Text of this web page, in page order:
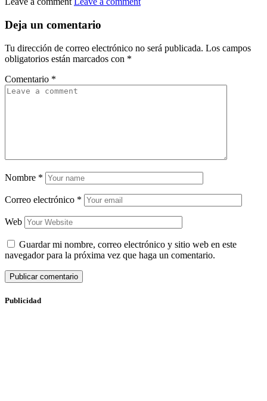
Deja un comentario
Tu dirección de correo electrónico no será publicada. Los campos
obligatorios están marcados con *
Comentario *
Nombre *
Correo electrónico *
Web
Guardar mi nombre, correo electrónico y sitio web en este
navegador para la próxima vez que haga un comentario.
Publicidad